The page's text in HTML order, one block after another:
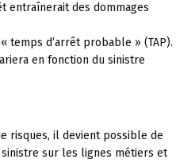
entraînerait des dommages
temps d’arrêt probable » (TAP).
en fonction du sinistre
risques, il devient possible de
sinistre sur les lignes métiers et